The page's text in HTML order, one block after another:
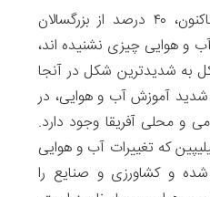
بر همین اساس است که تاکنون، ۴۰ درصد از بزرگسالان
و هوایی چیزی نشنیده اند،
به شدیدترین شکل در آنجا
شدید آموزش آب و هوایی، در
و محلی آفریقا وجود دارد.
که تغییرات آب و هوایی
و کشاورزی و صنایع را